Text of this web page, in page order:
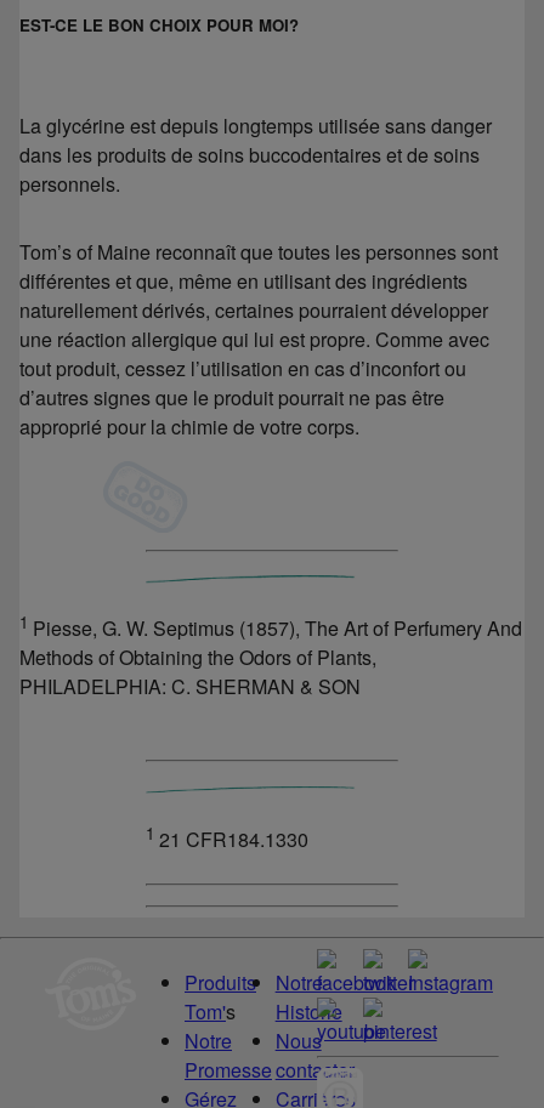
EST-CE LE BON CHOIX POUR MOI?
La glycérine est depuis longtemps utilisée sans danger
dans les produits de soins buccodentaires et de soins
personnels.
Tom’s of Maine reconnaît que toutes les personnes sont
différentes et que, même en utilisant des ingrédients
naturellement dérivés, certaines pourraient développer
une réaction allergique qui lui est propre. Comme avec
tout produit, cessez l’utilisation en cas d’inconfort ou
d’autres signes que le produit pourrait ne pas être
approprié pour la chimie de votre corps.
1 Piesse, G. W. Septimus (1857), The Art of Perfumery And
Methods of Obtaining the Odors of Plants,
PHILADELPHIA: C. SHERMAN & SON
1 21 CFR184.1330
Produits
Tom's
Notre
Promesse
Gérez
Notre
Historie
Nous
contacter
Carrières